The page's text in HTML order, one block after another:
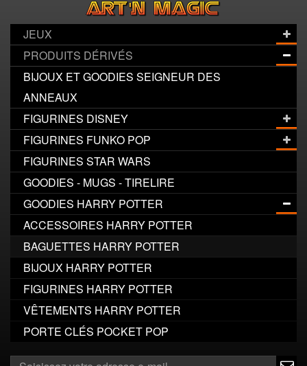
JEUX
PRODUITS DÉRIVÉS
BIJOUX ET GOODIES SEIGNEUR DES
ANNEAUX
FIGURINES DISNEY
FIGURINES FUNKO POP
FIGURINES STAR WARS
GOODIES - MUGS - TIRELIRE
GOODIES HARRY POTTER
ACCESSOIRES HARRY POTTER
BAGUETTES HARRY POTTER
BIJOUX HARRY POTTER
FIGURINES HARRY POTTER
VÊTEMENTS HARRY POTTER
PORTE CLÉS POCKET POP